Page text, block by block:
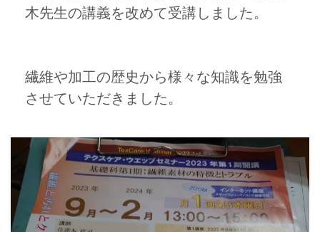
木先生の講義を改めて受講しました。
繊維や加工の歴史から様々な知識を勉強
させていただきました。